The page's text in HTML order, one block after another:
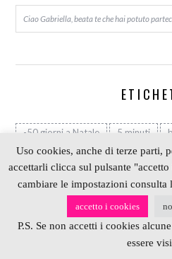
Ciao Gabriella, beata te che hai potuto
-50 giorni a Natale 5 minuti
bijoux
braccialetto Candy
collane
decorazioni
decorazioni di Natale
Eco Chic Craft Christmas
estate
granny
Uso cookies, anche di terze parti,
accettarli clicca sul pulsante
cambiare le impostazioni consulta
accetto i cookies
P.S. Se non accetti i cookies
essere